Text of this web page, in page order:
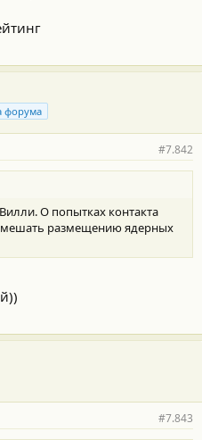
форума
#7.842
О попытках контакта
размещению ядерных
#7.843